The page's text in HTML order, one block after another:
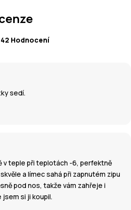
42 Hodnocení
sedí.
v teple při teplotách -6, perfektně
a límec sahá při zapnutém zipu
pod nos, takže vám zahřeje i
si ji koupil.